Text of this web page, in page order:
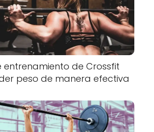
entrenamiento de Crossfit
peso de manera efectiva